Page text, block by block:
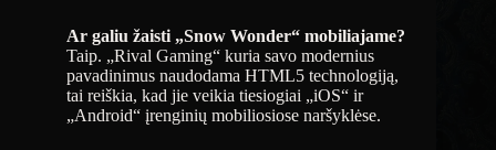
Ar galiu žaisti „Snow Wonder“ mobiliajame?
Taip. „Rival Gaming“ kuria savo modernius
pavadinimus naudodama HTML5 technologiją,
tai reiškia, kad jie veikia tiesiogiai „iOS“ ir
„Android“ įrenginių mobiliosiose naršyklėse.